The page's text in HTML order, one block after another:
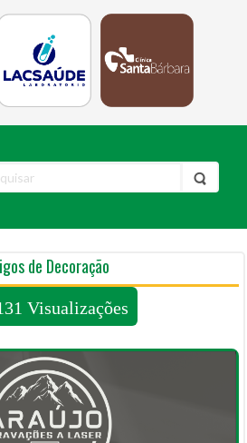
de Decoração
Visualizações